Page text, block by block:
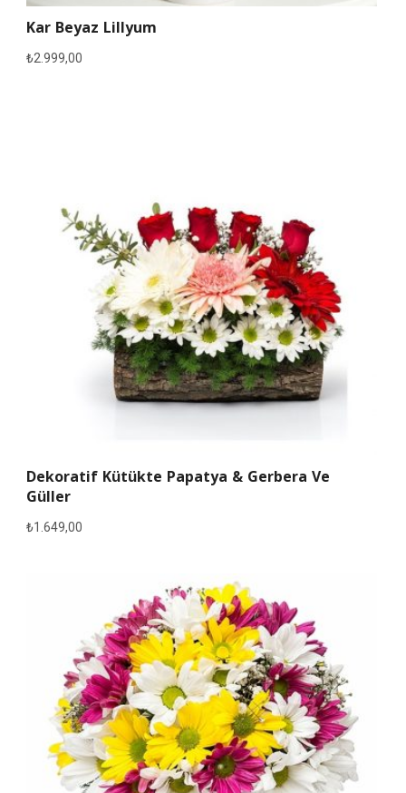
Kar Beyaz Lillyum
₺2.999,00
Dekoratif Kütükte Papatya & Gerbera Ve
Güller
₺1.649,00